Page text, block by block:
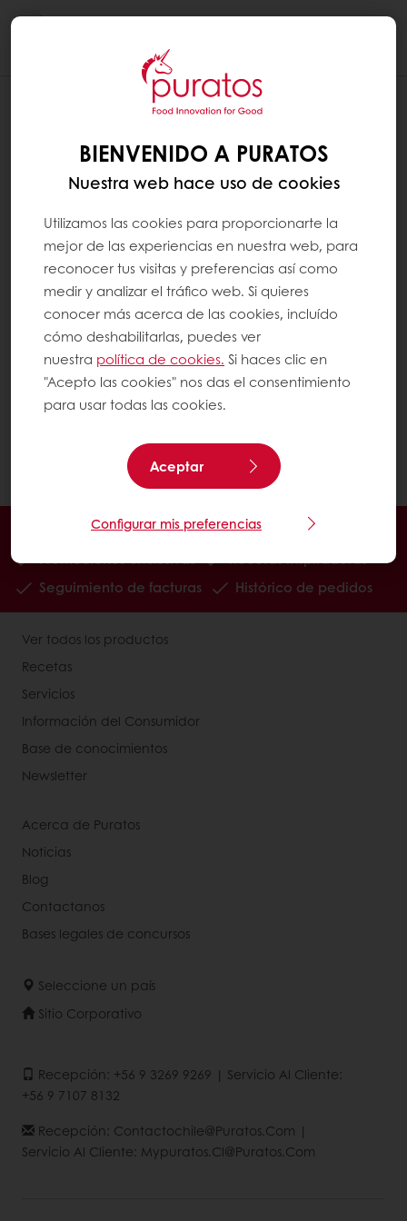
MOSTRAR MÁS LÍNEAS POR PÁGINA EN
LA SECCIÓN "MIS PRODUCTOS
HABITUALES"
página en la sección "Mis productos
habituales".
En una computadora
Elija su opción en el menú desplegable.
En una tableta o móvil
Haga clic en el botón "Buscar" y luego elija su
opción en el menú desplegable.
BIENVENIDO A PURATOS
Nuestra web hace uso de cookies
Utilizamos las cookies para proporcionarte la
mejor de las experiencias en nuestra web, para
reconocer tus visitas y preferencias así como
medir y analizar el tráfico web. Si quieres
conocer más acerca de las cookies, incluído
cómo deshabilitarlas, puedes ver
nuestra política de cookies. Si haces clic en
"Acepto las cookies" nos das el consentimiento
para usar todas las cookies.
Aceptar
Configurar mis preferencias
En línea 24/7
Pago en línea (clientes nuevos)
Promociones exclusivas
Recetas inspiradoras
Seguimiento de facturas
Histórico de pedidos
Ver todos los productos
Recetas
Servicios
Información del Consumidor
Base de conocimientos
Newsletter
Acerca de Puratos
Noticias
Blog
Contactanos
Bases legales de concursos
Seleccione un país
Sitio Corporativo
Recepción: +56 9 3269 9269 | Servicio Al Cliente:
+56 9 7107 8132
Recepción: Contactochile@puratos.com |
Servicio Al Cliente: Mypuratos.cl@puratos.com